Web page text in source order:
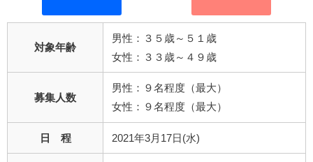
対象年齢
男性：３５歳～５１歳
女性：３３歳～４９歳
募集人数
男性：９名程度（最大）
女性：９名程度（最大）
日 程 2021年3月17日(水)